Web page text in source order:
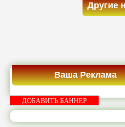
Другие
Ваша Реклама
ДОБАВИТЬ БАННЕР